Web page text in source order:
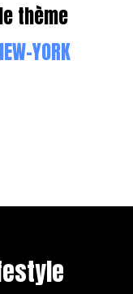
thème
YORK